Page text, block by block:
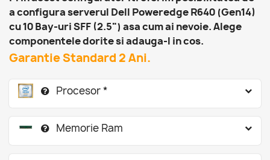
a configura serverul Dell Poweredge R640 (Gen14)
cu 10 Bay-uri SFF (2.5") asa cum ai nevoie. Alege
componentele dorite si adauga-l in cos.
Garantie Standard 2 Ani.
Procesor *
Memorie Ram